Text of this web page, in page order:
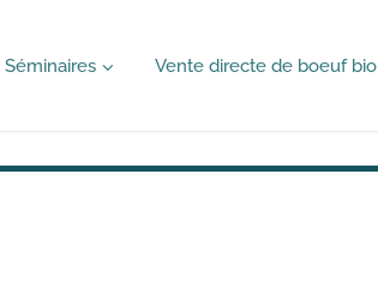
Séminaires Vente directe de boeuf bio